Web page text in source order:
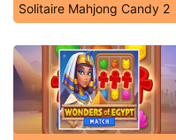
Solitaire Mahjong Candy 2